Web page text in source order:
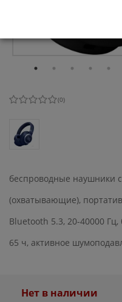
(0)
беспроводные наушники
(охватывающие),
Bluetooth 5.3, 20-40000
65 ч, активное
Нет в наличии